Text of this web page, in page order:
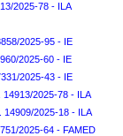
2025-78 - ILA
2025-95 - IE
2025-60 - IE
2025-43 - IE
2025-78 - ILA
14909/2025-18 - ILA
2025-64 - FAMED